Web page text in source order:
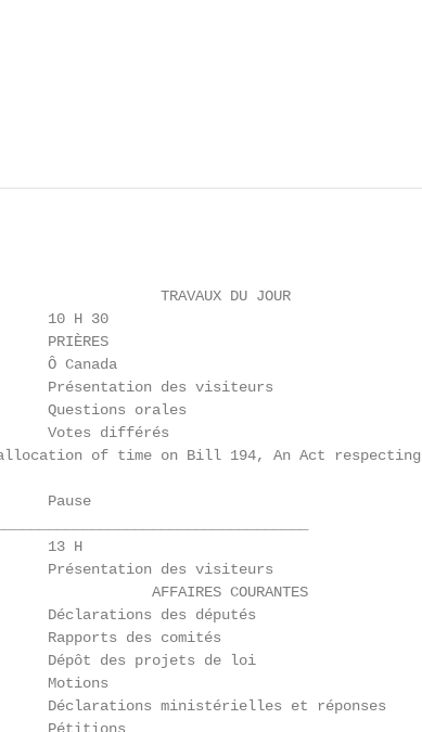
TRAVAUX DU JOUR
10 H 30
PRIÈRES
Ô Canada
des visiteurs
orales
Votes différés
of time on Bill 194, An Act respecting
Pause
13 H
des visiteurs
AFFAIRES COURANTES
Déclarations des députés
Rapports des comités
des projets de loi
Motions
Déclarations ministérielles et réponses